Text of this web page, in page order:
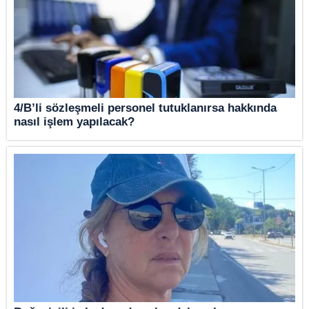
4/B’li sözleşmeli personel tutuklanırsa hakkında
nasıl işlem yapılacak?